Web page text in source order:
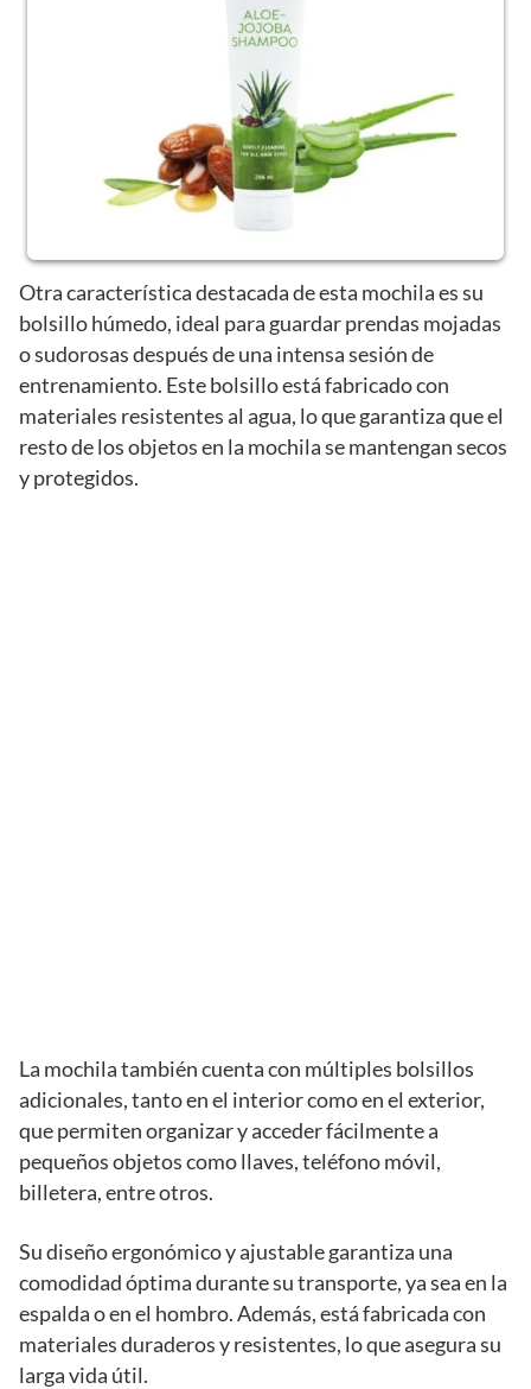
Otra característica destacada de esta mochila es su
bolsillo húmedo, ideal para guardar prendas mojadas
o sudorosas después de una intensa sesión de
entrenamiento. Este bolsillo está fabricado con
materiales resistentes al agua, lo que garantiza que el
resto de los objetos en la mochila se mantengan secos
y protegidos.
La mochila también cuenta con múltiples bolsillos
adicionales, tanto en el interior como en el exterior,
que permiten organizar y acceder fácilmente a
pequeños objetos como llaves, teléfono móvil,
billetera, entre otros.
Su diseño ergonómico y ajustable garantiza una
comodidad óptima durante su transporte, ya sea en la
espalda o en el hombro. Además, está fabricada con
materiales duraderos y resistentes, lo que asegura su
larga vida útil.